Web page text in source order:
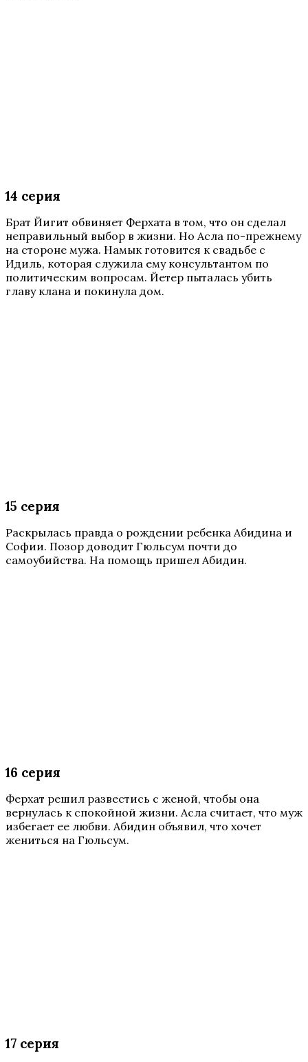
14 серия
Брат Йигит обвиняет Ферхата в том, что он сделал
неправильный выбор в жизни. Но Асла по-прежнему
на стороне мужа. Намык готовится к свадьбе с
Идиль, которая служила ему консультантом по
политическим вопросам. Йетер пыталась убить
главу клана и покинула дом.
15 серия
Раскрылась правда о рождении ребенка Абидина и
Софии. Позор доводит Гюльсум почти до
самоубийства. На помощь пришел Абидин.
16 серия
Ферхат решил развестись с женой, чтобы она
вернулась к спокойной жизни. Асла считает, что муж
избегает ее любви. Абидин объявил, что хочет
жениться на Гюльсум.
17 серия